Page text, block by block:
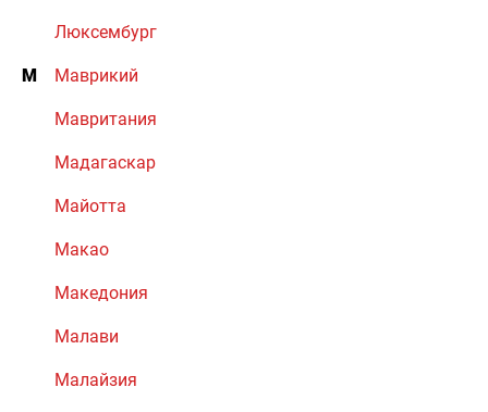
Люксембург
М Маврикий
Мавритания
Мадагаскар
Майотта
Макао
Македония
Малави
Малайзия